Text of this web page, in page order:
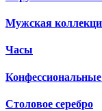
Мужская
Часы
Столовое серебро